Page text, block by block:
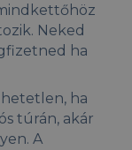
Neked
ha
ha
túrán, akár
A